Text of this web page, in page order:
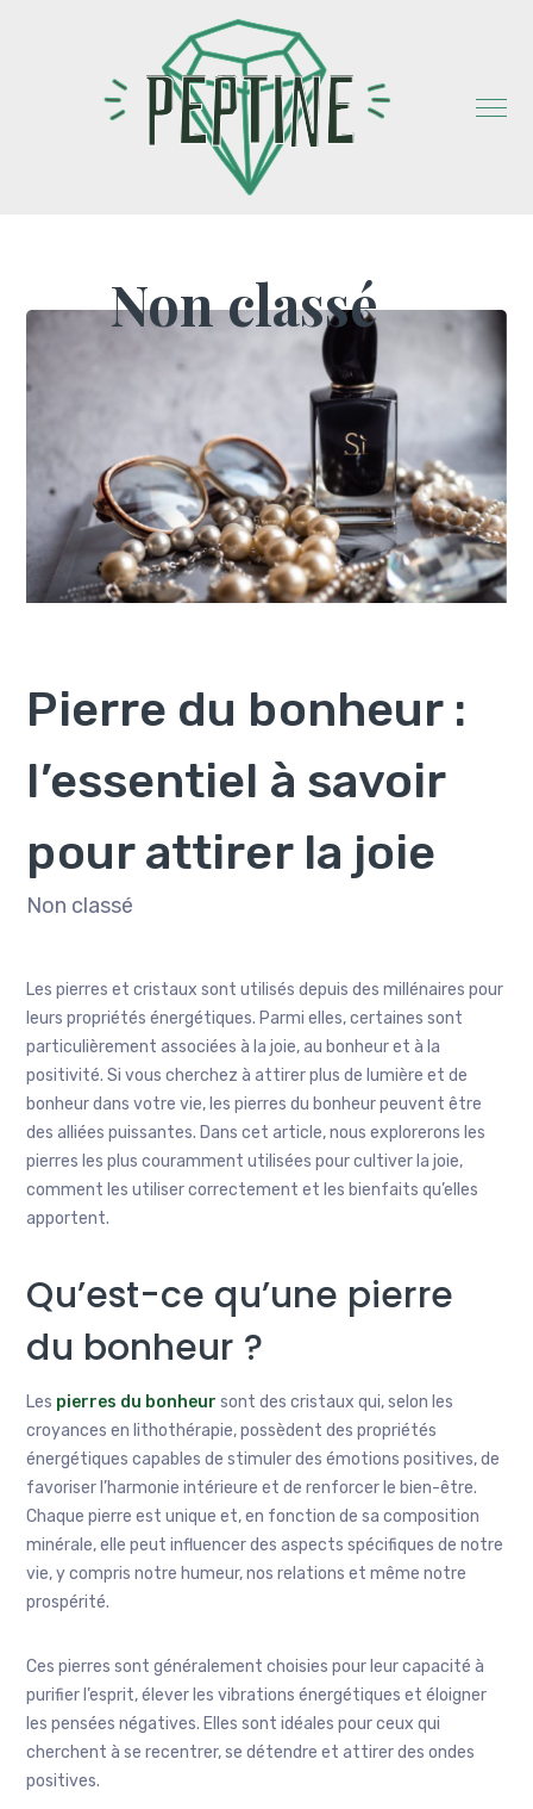
Non classé
Pierre du bonheur :
l’essentiel à savoir
pour attirer la joie
Non classé
Les pierres et cristaux sont utilisés depuis des millénaires pour
leurs propriétés énergétiques. Parmi elles, certaines sont
particulièrement associées à la joie, au bonheur et à la
positivité. Si vous cherchez à attirer plus de lumière et de
bonheur dans votre vie, les pierres du bonheur peuvent être
des alliées puissantes. Dans cet article, nous explorerons les
pierres les plus couramment utilisées pour cultiver la joie,
comment les utiliser correctement et les bienfaits qu’elles
apportent.
Qu’est-ce qu’une pierre
du bonheur ?
Les pierres du bonheur sont des cristaux qui, selon les
croyances en lithothérapie, possèdent des propriétés
énergétiques capables de stimuler des émotions positives, de
favoriser l’harmonie intérieure et de renforcer le bien-être.
Chaque pierre est unique et, en fonction de sa composition
minérale, elle peut influencer des aspects spécifiques de notre
vie, y compris notre humeur, nos relations et même notre
prospérité.
Ces pierres sont généralement choisies pour leur capacité à
purifier l’esprit, élever les vibrations énergétiques et éloigner
les pensées négatives. Elles sont idéales pour ceux qui
cherchent à se recentrer, se détendre et attirer des ondes
positives.